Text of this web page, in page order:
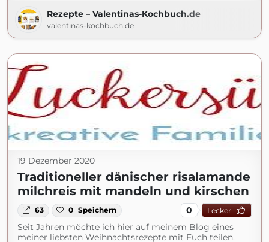
Rezepte – Valentinas-Kochbuch.de
valentinas-kochbuch.de
19 Dezember 2020
Traditioneller dänischer risalamande
milchreis mit mandeln und kirschen
63 0 Speichern 0 Lecker
Seit Jahren möchte ich hier auf meinem Blog eines
meiner liebsten Weihnachtsrezepte mit Euch teilen.